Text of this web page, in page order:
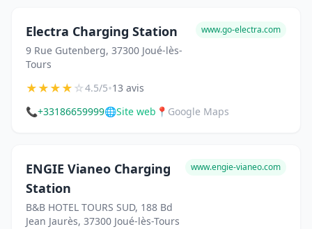
Electra Charging Station
9 Rue Gutenberg, 37300 Joué-lès-
Tours
www.go-electra.com
★★★★☆4.5/5•13 avis
📞+33186659999🌐Site web 📍 Google Maps
ENGIE Vianeo Charging
Station
B&B HOTEL TOURS SUD, 188 Bd
Jean Jaurès, 37300 Joué-lès-Tours
www.engie-vianeo.com